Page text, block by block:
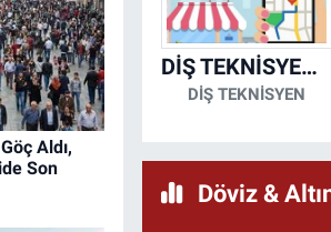
Aldı,
Son
DİŞ TEKNİSYENİ- MESUT KORKMAZ
DİŞ TEKNİSYEN
Döviz &